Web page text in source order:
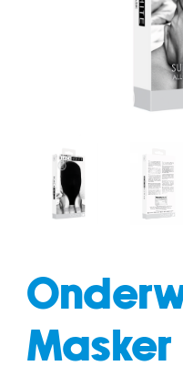
drogisterij
Masker